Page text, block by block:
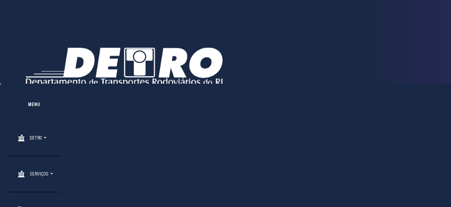
MENU
DETRO
SERVIÇOS